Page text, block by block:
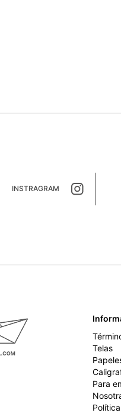
INSTRAGRAM
Telas
Para